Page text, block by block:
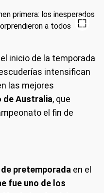
inicio de la temporada
intensifican
las mejores
de Australia, que
el fin de
pretemporada en el
fue uno de los